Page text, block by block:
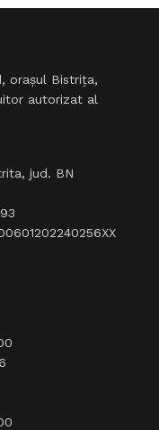
oraşul Bistriţa,
autorizat al
jud. BN